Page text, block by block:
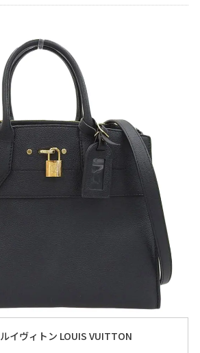
ルイヴィトン LOUIS VUITTON